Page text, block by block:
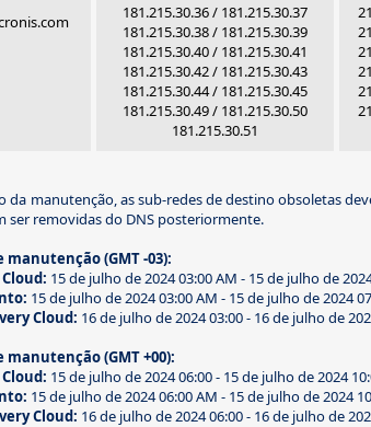
181.215.30.36 / 181.215.30.37
181.215.30.38 / 181.215.30.39
181.215.30.40 / 181.215.30.41
181.215.30.42 / 181.215.30.43
181.215.30.44 / 181.215.30.45
181.215.30.49 / 181.215.30.50
181.215.30.51
da manutenção, as sub-redes de destino obsoletas
ser removidas do DNS posteriormente.
(GMT -03):
15 de julho de 2024 03:00 AM - 15 de julho de
15 de julho de 2024 03:00 AM - 15 de julho de 2024
Cloud: 16 de julho de 2024 03:00 - 16 de julho de
(GMT +00):
15 de julho de 2024 06:00 - 15 de julho de 2024
15 de julho de 2024 06:00 AM - 15 de julho de 2024
Cloud: 16 de julho de 2024 06:00 - 16 de julho de